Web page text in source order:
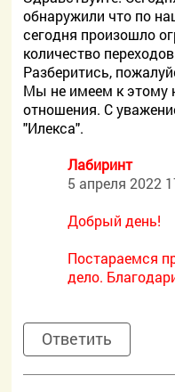
обнаружили что по
сегодня произошло
количество
Разберитись,
Мы не имеем к этому
отношения. С
"Илекса".
Лабиринт
5 апреля 2022
Добрый день!
Постараемся
дело.
Ответить